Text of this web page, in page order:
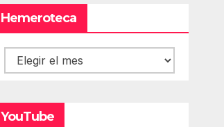
Hemeroteca
Hemeroteca
YouTube